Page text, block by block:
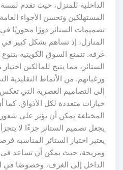
الداخلية للمنزل، حيث تقدم لمسة
المستهلكين وتحسن الأجواء
تصميمات الستائر دورًا محوريًا في
المنازل، إذ تساهم بشكل كبير في
غرفة. تتمتع السوق الكويتية بتنوع
الستائر، مما يتيح للمالكين اختيار
ورغباتهم. من الأنماط التقليدية
إلى التصاميم العصرية التي تعكس
خيارات متعددة لكل الأذواق. كما أن
المختلفة يمكن أن تؤثر على شعور
يجعل تصميم الستائر جزءًا لا يتجزأ
يعتبر اختيار الستائر المناسبة فرصة
ومريحة، حيث يمكن أن تساعد في
الداخل إلى الغرف، وخصوصًا في